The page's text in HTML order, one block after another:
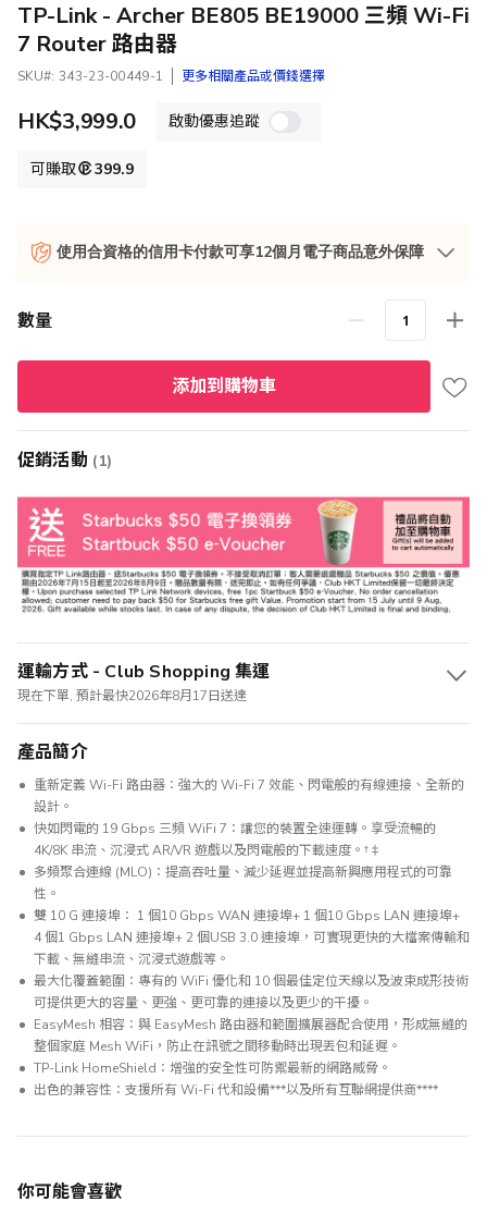
TP-Link - Archer BE805 BE19000 三頻 Wi-Fi
7 Router 路由器
SKU 343-23-00449-1 更多相關產品或價錢選擇
HK$3,999.0 啟動優惠追蹤
可賺取 399.9
使用合資格的信用卡付款可享12個月電子商品意外保障
數量
添加到購物車
促銷活動 (1)
運輸方式 - Club Shopping 集運
現在下單, 預計最快2026年8月17日送達
產品簡介
重新定義 Wi-Fi 路由器：強大的 Wi-Fi 7 效能、閃電般的有線連接、全新的
設計。
快如閃電的 19 Gbps 三頻 WiFi 7：讓您的裝置全速運轉。享受流暢的
4K/8K 串流、沉浸式 AR/VR 遊戲以及閃電般的下載速度。†‡
多頻聚合連線 (MLO)：提高吞吐量、減少延遲並提高新興應用程式的可靠
性。
雙 10 G 連接埠： 1 個10 Gbps WAN 連接埠+ 1 個10 Gbps LAN 連接埠+
4 個1 Gbps LAN 連接埠+ 2 個USB 3.0 連接埠，可實現更快的大檔案傳輸和
下載、無縫串流、沉浸式遊戲等。
最大化覆蓋範圍：專有的 WiFi 優化和 10 個最佳定位天線以及波束成形技術
可提供更大的容量、更強、更可靠的連接以及更少的干擾。
EasyMesh 相容：與 EasyMesh 路由器和範圍擴展器配合使用，形成無縫的
整個家庭 Mesh WiFi，防止在訊號之間移動時出現丟包和延遲。
TP-Link HomeShield：增強的安全性可防禦最新的網路威脅。
出色的兼容性：支援所有 Wi-Fi 代和設備***以及所有互聯網提供商****
你可能會喜歡